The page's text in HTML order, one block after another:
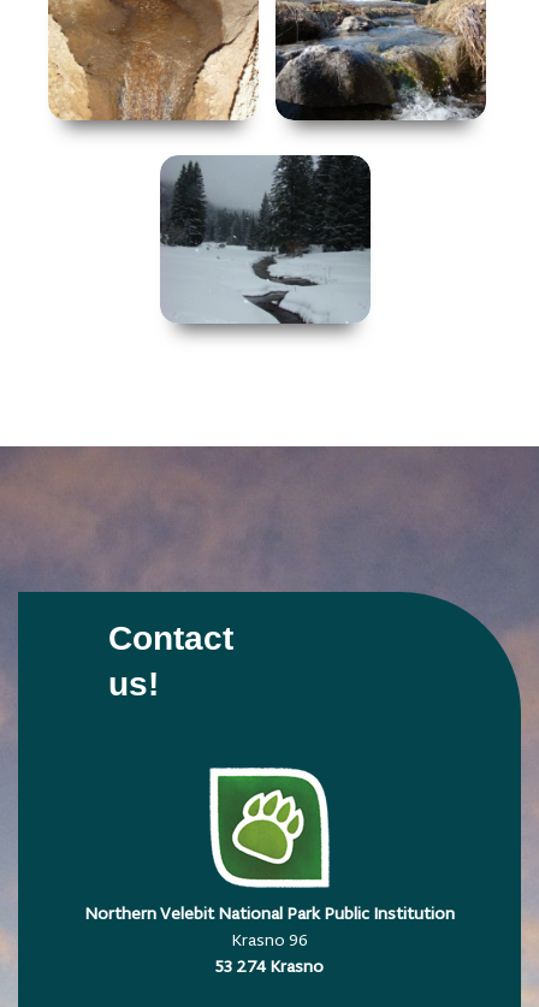
Contact
us!
Northern Velebit National Park Public Institution
Krasno 96
53 274 Krasno